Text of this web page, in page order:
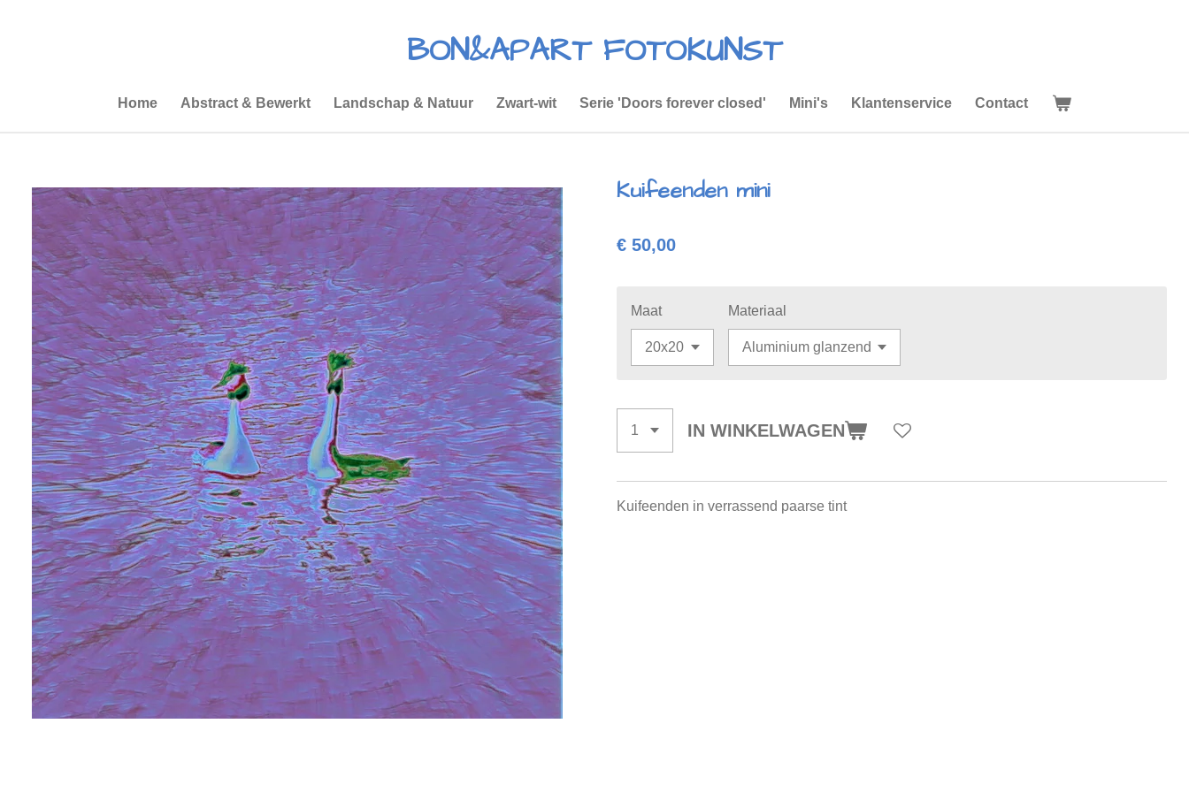
BON&APART FOTOKUNST
Home Abstract & Bewerkt Landschap & Natuur Zwart-wit Serie 'Doors forever closed' Mini's Klantenservice Contact
Kuifeenden mini
€ 50,00
Maat Materiaal
IN WINKELWAGEN
Kuifeenden in verrassend paarse tint